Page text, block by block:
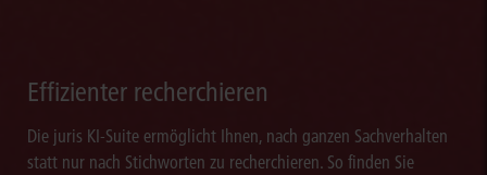
Effizienter recherchieren
Die juris KI-Suite ermöglicht Ihnen, nach ganzen Sachverhalten
statt nur nach Stichworten zu recherchieren. So finden Sie